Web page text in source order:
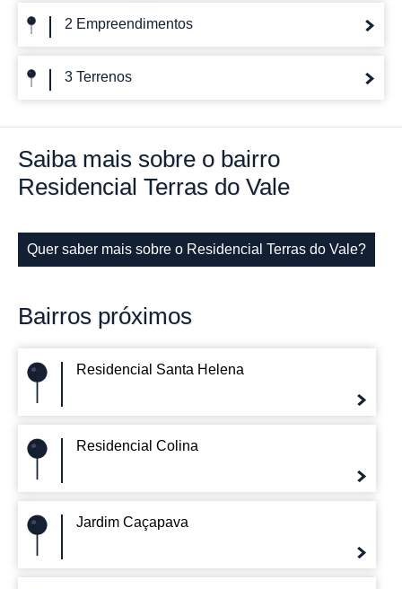
2 Empreendimentos
3 Terrenos
Saiba mais sobre o bairro
Residencial Terras do Vale
Quer saber mais sobre o Residencial Terras do Vale?
Bairros próximos
Residencial Santa Helena
Residencial Colina
Jardim Caçapava